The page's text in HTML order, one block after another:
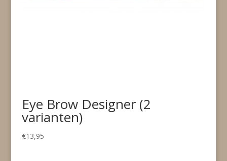
Eye Brow Designer (2
varianten)
€13,95